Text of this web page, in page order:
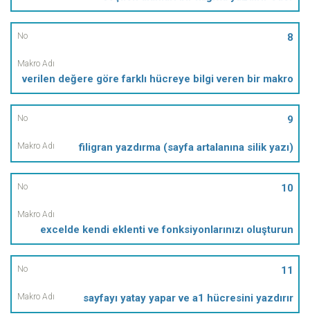
8
verilen değere göre farklı hücreye bilgi veren bir makro
9
filigran yazdırma (sayfa artalanına silik yazı)
10
excelde kendi eklenti ve fonksiyonlarınızı oluşturun
11
sayfayı yatay yapar ve a1 hücresini yazdırır